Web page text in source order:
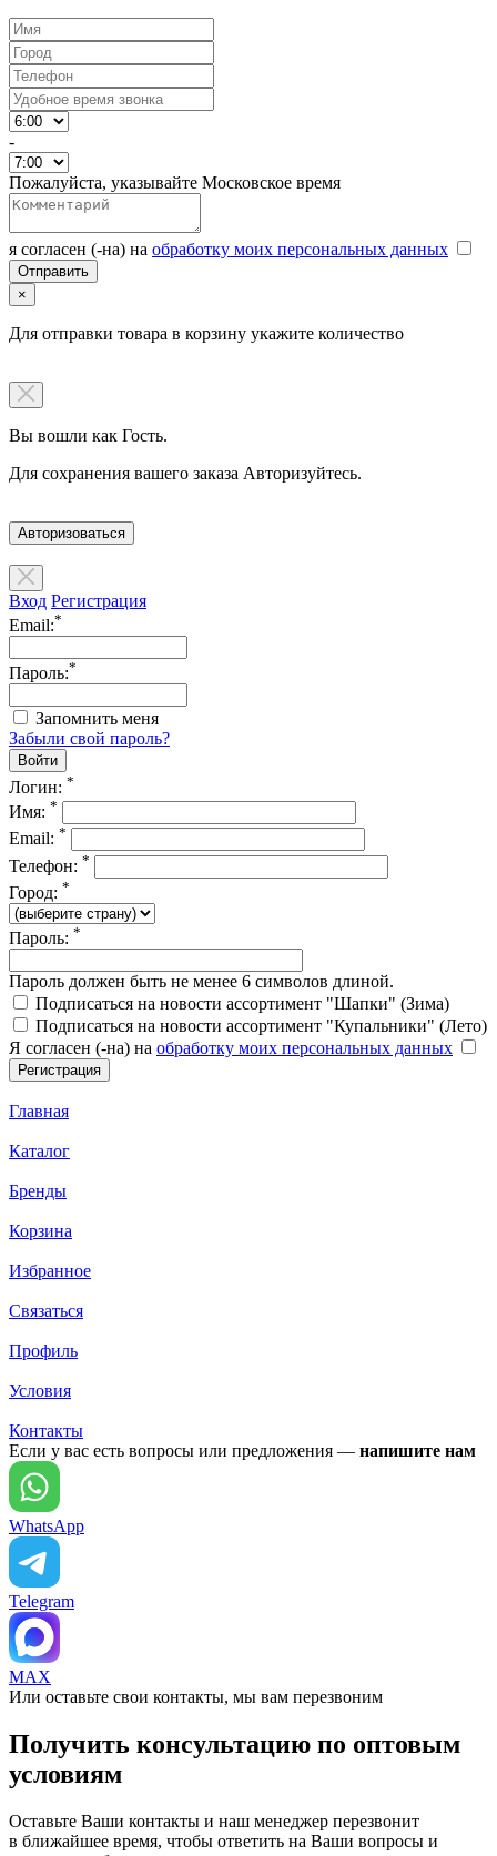
-
Пожалуйста, указывайте Московское время
я согласен (-на) на обработку моих персональных данных
×
Для отправки товара в корзину укажите количество
Вы вошли как Гость.
Для сохранения вашего заказа Авторизуйтесь.
Авторизоваться
Вход Регистрация
Email:*
Пароль:*
Запомнить меня
Забыли свой пароль?
Логин: *
Имя: *
Email: *
Телефон: *
Город: *
Пароль: *
Пароль должен быть не менее 6 символов длиной.
Подписаться на новости ассортимент "Шапки" (Зима)
Подписаться на новости ассортимент "Купальники" (Лето)
Я согласен (-на) на обработку моих персональных данных
Главная
Каталог
Бренды
Корзина
Избранное
Связаться
Профиль
Условия
Контакты
Если у вас есть вопросы или предложения — напишите нам
WhatsApp
Telegram
MAX
Или оставьте свои контакты, мы вам перезвоним
Получить консультацию по оптовым
условиям
Оставьте Ваши контакты и наш менеджер перезвонит
в ближайшее время, чтобы ответить на Ваши вопросы и